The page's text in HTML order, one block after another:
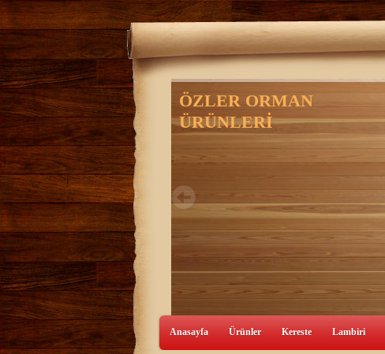
Anasayfa Ürünler Kereste Lambiri